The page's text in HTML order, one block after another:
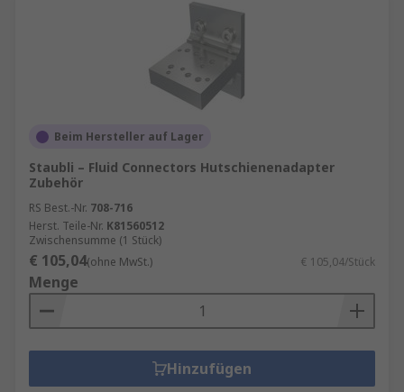
Beim Hersteller auf Lager
Staubli – Fluid Connectors Hutschienenadapter
Zubehör
RS Best.-Nr. 708-716
Herst. Teile-Nr. K81560512
Zwischensumme (1 Stück)
€ 105,04(ohne MwSt.) € 105,04/Stück
Menge
Hinzufügen